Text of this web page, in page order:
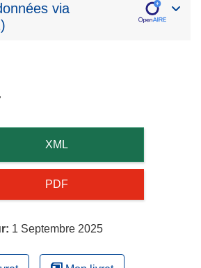
via
Télécharger
contenu
de
page
XML
PDF
1 Septembre 2025